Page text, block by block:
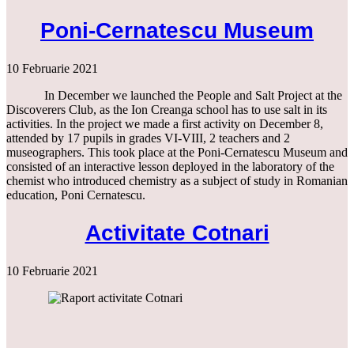
Poni-Cernatescu Museum
10 Februarie 2021
In December we launched the People and Salt Project at the
Discoverers Club, as the Ion Creanga school has to use salt in its
activities. In the project we made a first activity on December 8,
attended by 17 pupils in grades VI-VIII, 2 teachers and 2
museographers. This took place at the Poni-Cernatescu Museum and
consisted of an interactive lesson deployed in the laboratory of the
chemist who introduced chemistry as a subject of study in Romanian
education, Poni Cernatescu.
Activitate Cotnari
10 Februarie 2021